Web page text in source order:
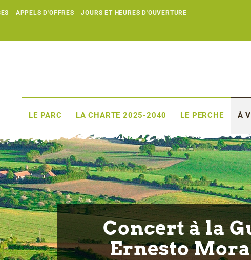
APPELS D'OFFRES JOURS ET HEURES D'OUVERTURE
LE PARC LA CHARTE 2025-2040 LE PERCHE À
Concert à la
Ernesto